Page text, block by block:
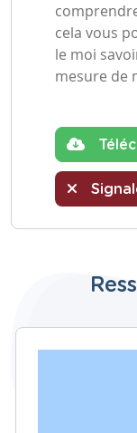
cela vous
le moi
mesure de